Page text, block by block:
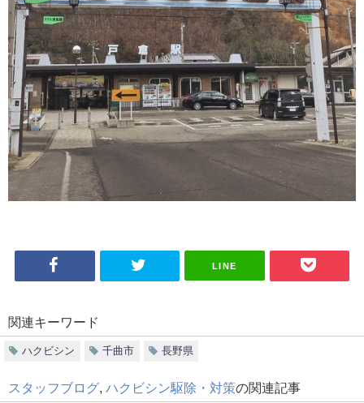
LINE
関連キーワード
ハクビシン 千曲市 長野県
スタッフブログ, ハクビシン駆除・対策の関連記事